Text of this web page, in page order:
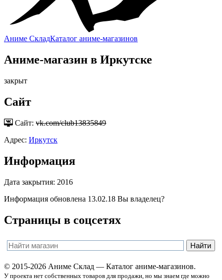
Аниме СкладКаталог аниме-магазинов
Аниме-магазин в Иркутске
закрыт
Сайт
Сайт:vk.com/club13835849
Адрес: Иркутск
Информация
Дата закрытия: 2016
Информация обновлена 13.02.18 Вы владелец?
Страницы в соцсетях
© 2015-2026 Аниме Склад — Каталог аниме-магазинов.
У проекта нет собственных товаров для продажи, но мы знаем где можно